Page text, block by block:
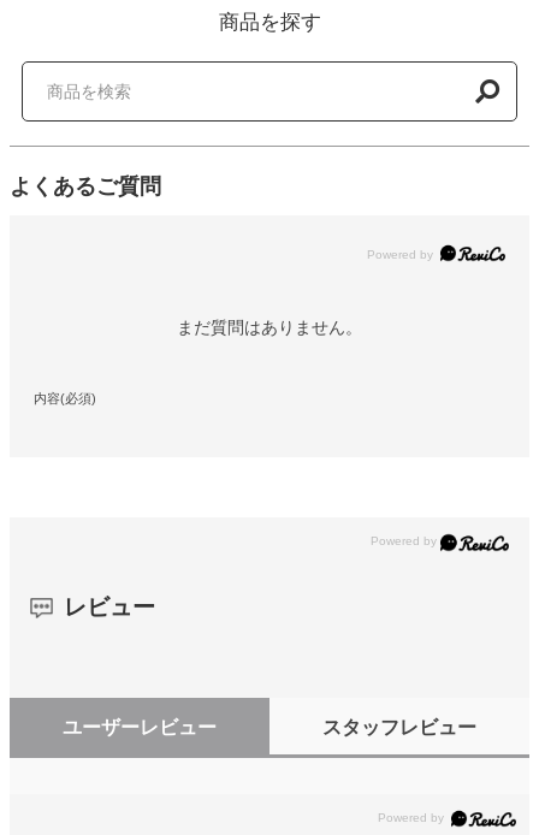
商品を探す
よくあるご質問
Powered by
まだ質問はありません。
内容(必須)
レビュー
ユーザーレビュー スタッフレビュー